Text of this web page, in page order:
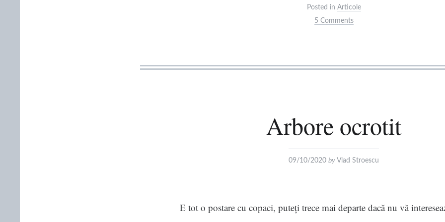
Posted in Articole
5 Comments
Arbore ocrotit
09/10/2020 by Vlad Stroescu
E tot o postare cu copaci, puteți trece mai departe dacă nu vă